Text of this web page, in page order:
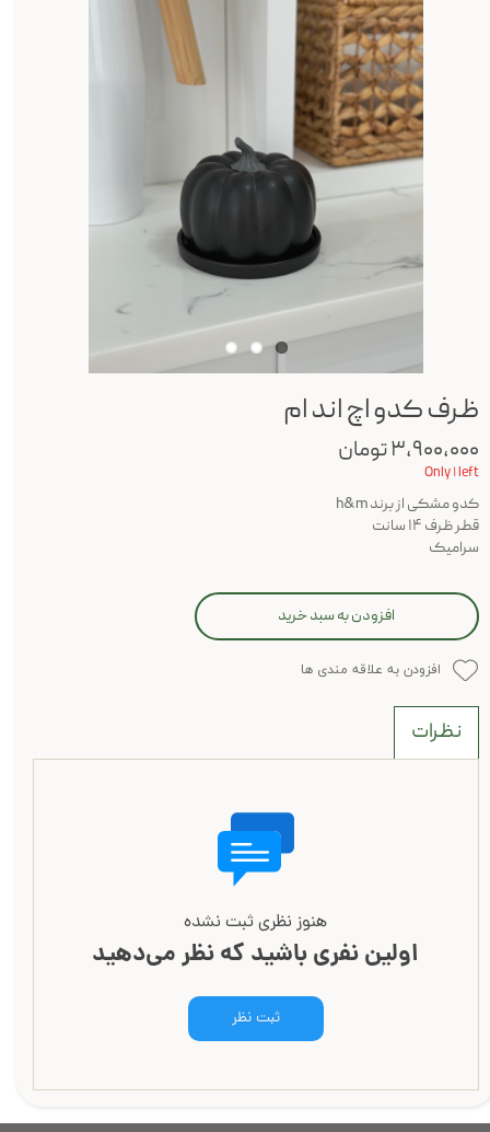
ظرف کدو اچ اند ام
۳,۹۰۰,۰۰۰ تومان
Only ۱ left
کدو مشکی از برند h&m
قطر ظرف ۱۴ سانت
سرامیک
افزودن به سبد خرید
افزودن به علاقه مندی ها
نظرات
هنوز نظری ثبت نشده
اولین نفری باشید که نظر می‌دهید
ثبت نظر